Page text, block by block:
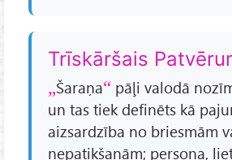
Trīskāršais
Šaraņa pāļi valodā
un tas tiek definēts kā
aizsardzība no briesmām
nepatikšanām; persona,